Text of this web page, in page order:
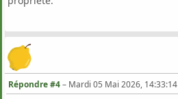
Répondre #4– Mardi 05 Mai 2026, 14:33:14